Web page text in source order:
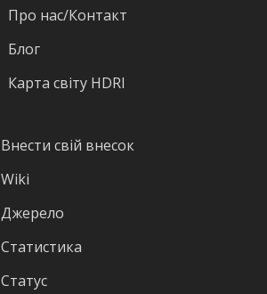
Про нас/Контакт
Блог
Карта світу HDRI
Внести свій внесок
Wiki
Джерело
Статистика
Статус